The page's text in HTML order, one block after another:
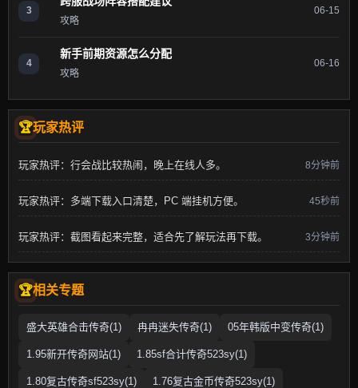
3
攻略
06-15
4
新手前期资源怎么分配
攻略
06-16
玩家热评
玩家热评：行会战比较热闹，晚上在线人多。 8分钟前
玩家热评：多端下载入口清楚，PC 端挂机方便。 45秒前
玩家热评：截图看起来完整，适合先了解玩法再下载。 3分钟前
相关专题
盛大英雄合击传奇(1) 冉冉迷失传奇(1) 05年韩版中变传奇(1)
1.95新开传奇网站(1) 1.85sf合计传奇523sy(1)
1.80复古传奇sf523sy(1) 1.76复古金币传奇523sy(1)